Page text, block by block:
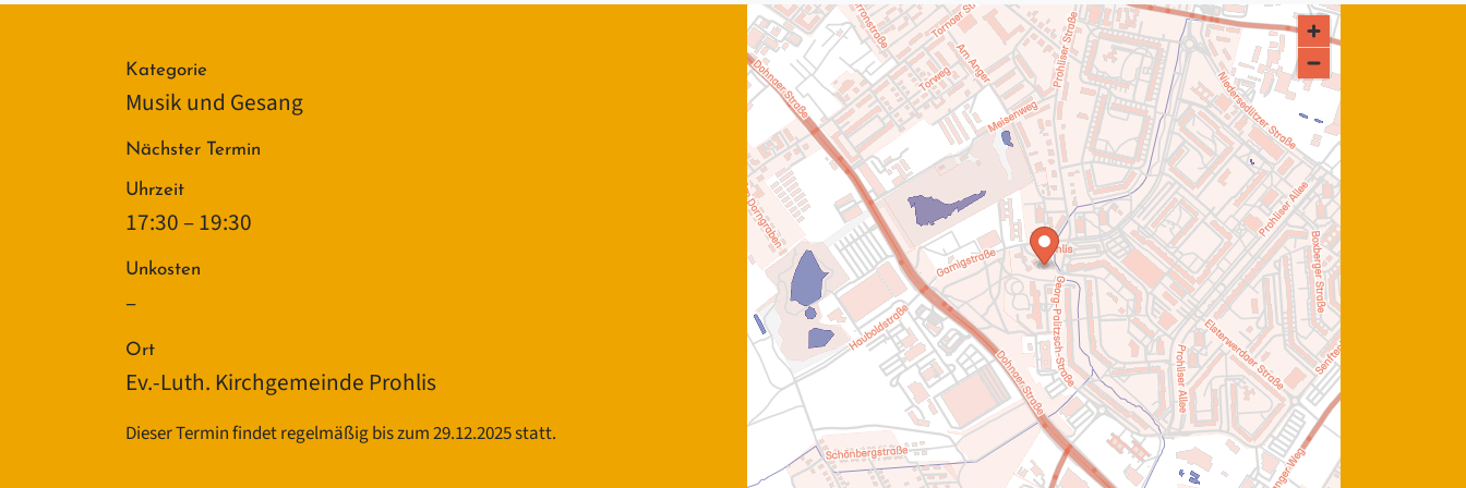
Kategorie
Musik und Gesang
Nächster Termin
Uhrzeit
17:30 – 19:30
Unkosten
–
Ort
Ev.-Luth. Kirchgemeinde Prohlis
Dieser Termin findet regelmäßig bis zum 29.12.2025 statt.